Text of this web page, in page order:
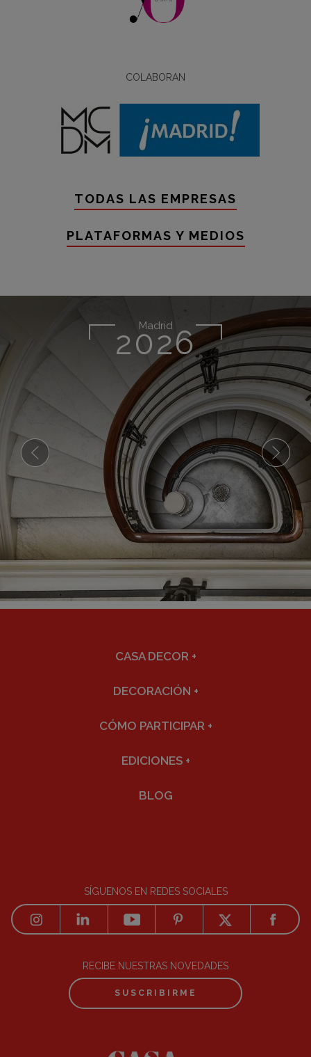
COLABORAN
TODAS LAS EMPRESAS
PLATAFORMAS Y MEDIOS
Madrid
2026
CASA DECOR +
DECORACIÓN +
CÓMO PARTICIPAR +
EDICIONES +
BLOG
SÍGUENOS EN REDES SOCIALES
RECIBE NUESTRAS NOVEDADES
SUSCRIBIRME